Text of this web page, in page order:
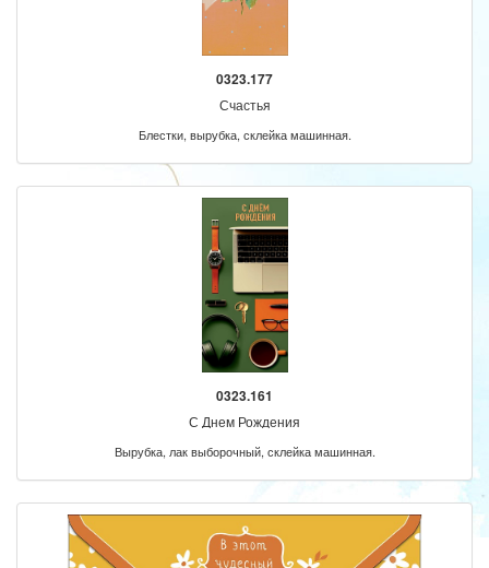
0323.177
Счастья
Блестки, вырубка, склейка машинная.
0323.161
С Днем Рождения
Вырубка, лак выборочный, склейка машинная.